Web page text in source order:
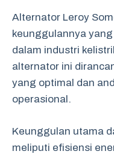
Alternator Leroy
keunggulannya
dalam industri
alternator ini
yang optimal dan
operasional.
Keunggulan utama
meliputi efisiensi